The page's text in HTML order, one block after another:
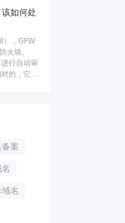
如何处
），GFW
火墙。
行自动审
的，它不
案
名